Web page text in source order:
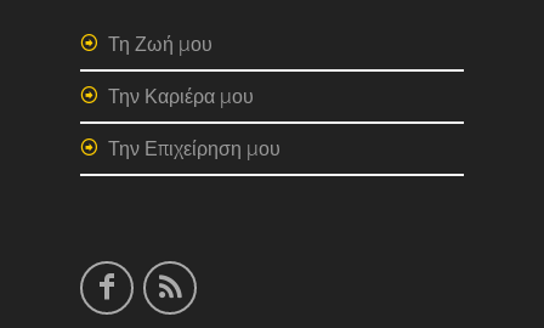
Τη Ζωή μου
Την Καριέρα μου
Την Επιχείρηση μου